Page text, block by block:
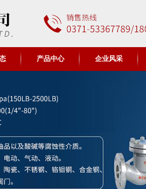
产品中心 企业风采